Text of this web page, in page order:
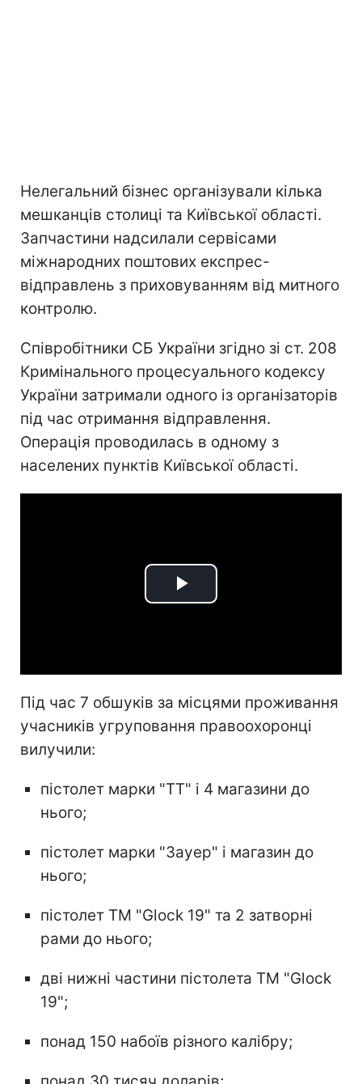
Нелегальний бізнес організували кілька
мешканців столиці та Київської області.
Запчастини надсилали сервісами
міжнародних поштових експрес-
відправлень з приховуванням від митного
контролю.
Співробітники СБ України згідно зі ст. 208
Кримінального процесуального кодексу
України затримали одного із організаторів
під час отримання відправлення.
Операція проводилась в одному з
населених пунктів Київської області.
Play
Під час 7 обшуків за місцями проживання
учасників угруповання правоохоронці
вилучили:
пістолет марки "ТТ" і 4 магазини до
нього;
пістолет марки "Зауер" і магазин до
нього;
пістолет ТМ "Glock 19" та 2 затворні
рами до нього;
дві нижні частини пістолета ТМ "Glock
19";
понад 150 набоїв різного калібру;